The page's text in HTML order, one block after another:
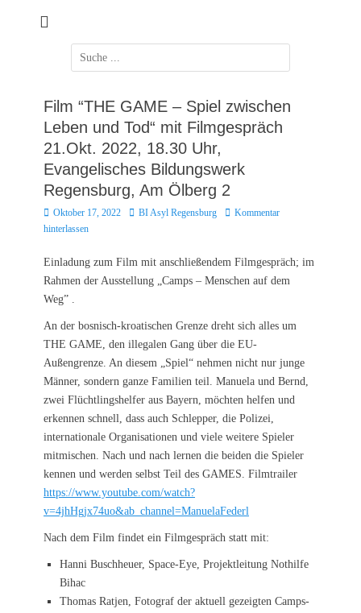
Suchen
nach:
Film “THE GAME – Spiel zwischen
Leben und Tod“ mit Filmgespräch
21.Okt. 2022, 18.30 Uhr,
Evangelisches Bildungswerk
Regensburg, Am Ölberg 2
Posted
on
Oktober 17, 2022 AutorBI Asyl Regensburg
Kommentar
hinterlassen
Einladung zum Film mit anschließendem Filmgespräch; im
Rahmen der Ausstellung „Camps – Menschen auf dem
Weg” .
An der bosnisch-kroatischen Grenze dreht sich alles um
THE GAME, den illegalen Gang über die EU-
Außengrenze. An diesem „Spiel“ nehmen nicht nur junge
Männer, sondern ganze Familien teil. Manuela und Bernd,
zwei Flüchtlingshelfer aus Bayern, möchten helfen und
erkennen schnell, dass auch Schlepper, die Polizei,
internationale Organisationen und viele weitere Spieler
mitmischen. Nach und nach lernen die beiden die Spieler
kennen und werden selbst Teil des GAMES. Filmtrailer
https://www.youtube.com/watch?
v=4jhHgjx74uo&ab_channel=ManuelaFederl
Nach dem Film findet ein Filmgespräch statt mit:
Hanni Buschheuer, Space-Eye, Projektleitung Nothilfe
Bihac
Thomas Ratjen, Fotograf der aktuell gezeigten Camps-